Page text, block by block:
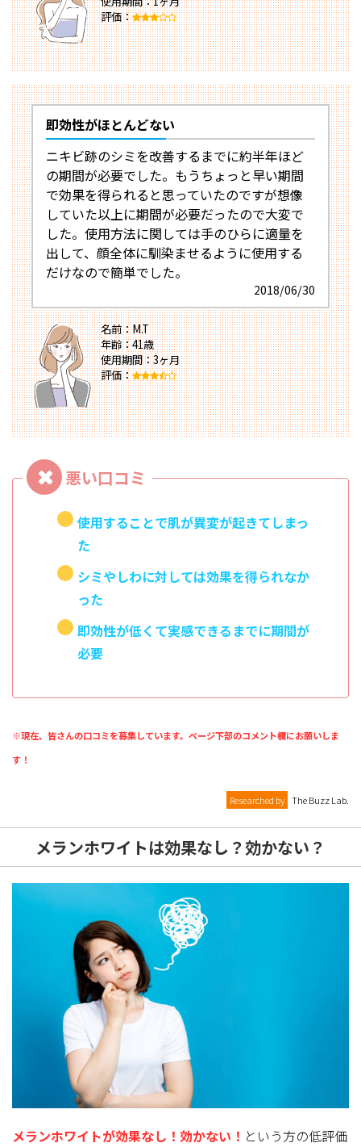
評価：
即効性がほとんどない
ニキビ跡のシミを改善するまでに約半年ほど
の期間が必要でした。もうちょっと早い期間
で効果を得られると思っていたのですが想像
していた以上に期間が必要だったので大変で
した。使用方法に関しては手のひらに適量を
出して、顔全体に馴染ませるように使用する
だけなので簡単でした。
2018/06/30
名前：M.T
年齢：41歳
使用期間：3ヶ月
評価：
使用することで肌が異変が起きてしまっ
た
シミやしわに対しては効果を得られなか
った
即効性が低くて実感できるまでに期間が
必要
※現在、皆さんの口コミを募集しています。ページ下部のコメント欄にお願いしま
す！
Researched by The Buzz Lab.
メランホワイトは効果なし？効かない？
メランホワイトが効果なし！効かない！ という方の低評価